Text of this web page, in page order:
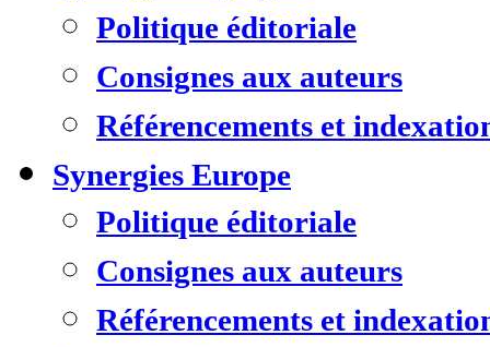
Politique éditoriale
Consignes aux auteurs
Référencements et
Synergies Europe
Politique éditoriale
Consignes aux auteurs
Référencements et